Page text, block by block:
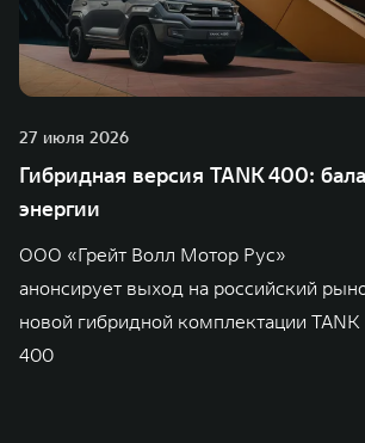
27 июля 2026
Гибридная версия TANK 400:
энергии
ООО «Грейт Волл Мотор Рус»
анонсирует выход на российский
новой гибридной комплектации TANK
400